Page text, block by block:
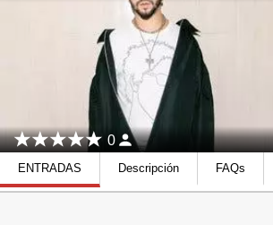
0
ENTRADAS Descripción FAQs